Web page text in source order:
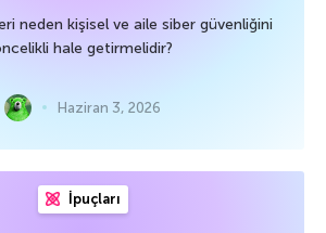
neden kişisel ve aile siber güvenliğini
hale getirmelidir?
Haziran 3, 2026
İpuçları